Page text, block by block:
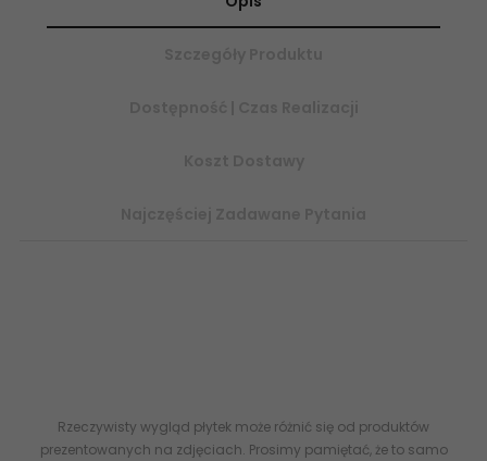
Rzeczywisty wygląd płytek może różnić się od produktów
prezentowanych na zdjęciach. Prosimy pamiętać, że to samo